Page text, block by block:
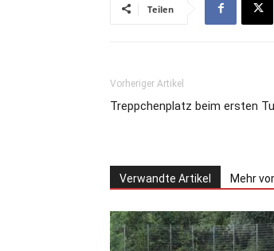
Teilen
Vorheriger Artikel
Treppchenplatz beim ersten
Verwandte Artikel Mehr